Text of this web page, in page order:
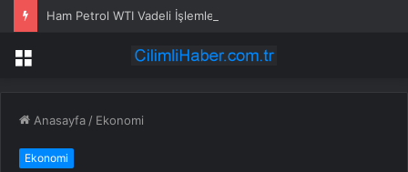
Ham Petrol WTI Vadeli İşlemleri neden düşüyor?
Menü
Anasayfa / Ekonomi
Ekonomi